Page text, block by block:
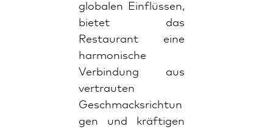
globalen Einflüssen,
bietet das
Restaurant eine
harmonische
Verbindung aus
vertrauten
Geschmacksrichtun
gen und kräftigen